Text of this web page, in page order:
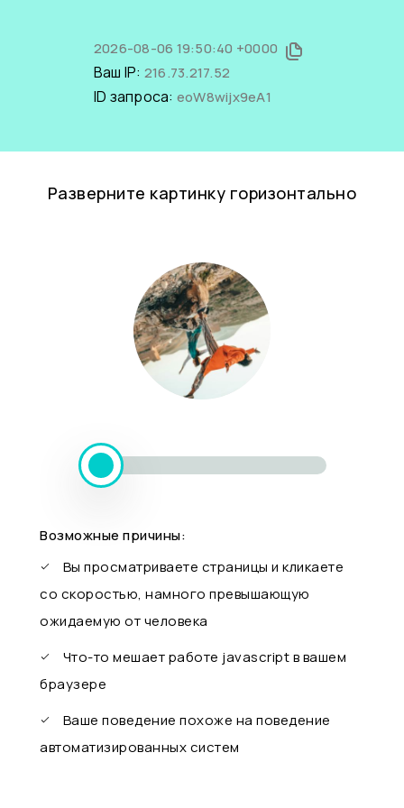
2026-08-06 19:50:40 +0000
Ваш IP: 216.73.217.52
ID запроса: eoW8wijx9eA1
Разверните картинку горизонтально
Возможные причины:
Вы просматриваете страницы и кликаете
со скоростью, намного превышающую
ожидаемую от человека
Что-то мешает работе javascript в вашем
браузере
Ваше поведение похоже на поведение
автоматизированных систем